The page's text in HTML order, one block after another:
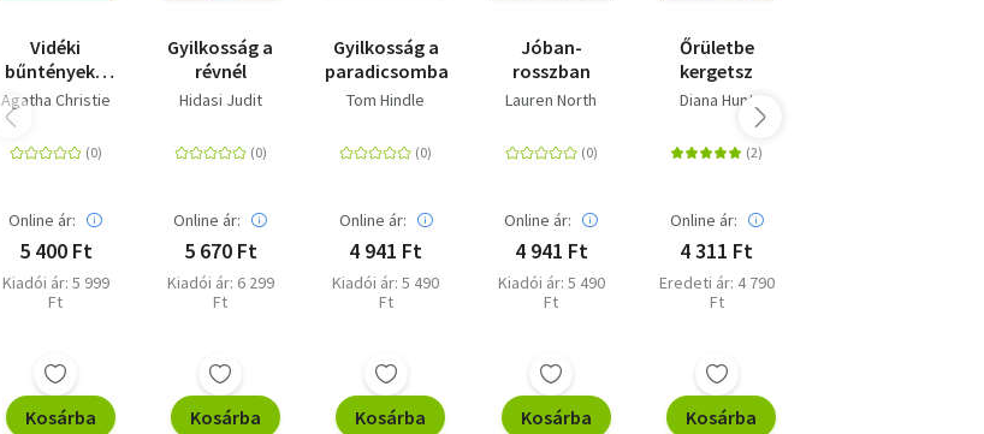
Vidéki
bűntények -
Tizenkét
rejtély Dél-
Angliából
Agatha Christie
Online ár:
5 400 Ft
Kiadói ár: 5 999
Ft
Kosárba
Gyilkosság a
révnél
Hidasi Judit
Online ár:
5 670 Ft
Kiadói ár: 6 299
Ft
Kosárba
Gyilkosság a
paradicsomban
Tom Hindle
Online ár:
4 941 Ft
Kiadói ár: 5 490
Ft
Kosárba
Jóban-
rosszban
Lauren North
Online ár:
4 941 Ft
Kiadói ár: 5 490
Ft
Kosárba
Őrületbe
kergetsz
Diana Hunt
Online ár:
4 311 Ft
Eredeti ár: 4 790
Ft
Kosárba